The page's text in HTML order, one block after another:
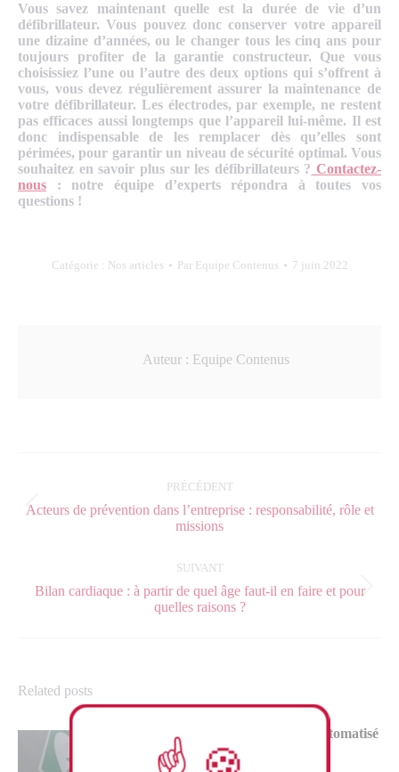
Vous savez maintenant quelle est la durée de vie d’un
défibrillateur. Vous pouvez donc conserver votre appareil
une dizaine d’années, ou le changer tous les cinq ans pour
toujours profiter de la garantie constructeur. Que vous
choisissiez l’une ou l’autre des deux options qui s’offrent à
vous, vous devez régulièrement assurer la maintenance de
votre défibrillateur. Les électrodes, par exemple, ne restent
pas efficaces aussi longtemps que l’appareil lui-même. Il est
donc indispensable de les remplacer dès qu’elles sont
périmées, pour garantir un niveau de sécurité optimal. Vous
souhaitez en savoir plus sur les défibrillateurs ? Contactez-
nous : notre équipe d’experts répondra à toutes vos
questions !
Catégorie : Nos articles Par Equipe Contenus 7 juin 2022
Auteur : Equipe Contenus
PRÉCÉDENT
Article
précédent
Acteurs de prévention dans l’entreprise : responsabilité, rôle et
missions
SUIVANT
Article
suivant
Bilan cardiaque : à partir de quel âge faut-il en faire et pour
quelles raisons ?
Related posts
Utilisation d’un défibrillateur automatisé
externe : guide complet